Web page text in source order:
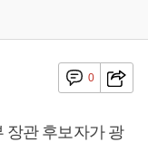
0
장관 후보자가 광